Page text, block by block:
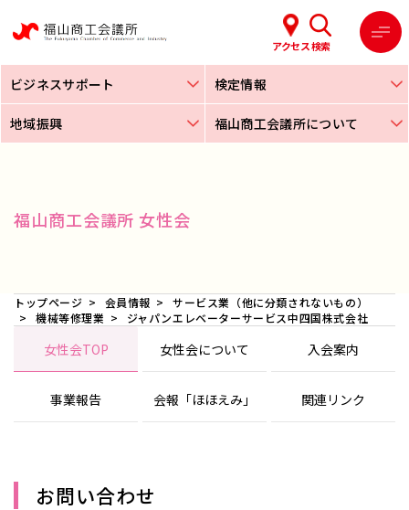
アクセス検索
ビジネスサポート 検定情報
地域振興 福山商工会議所について
福山商工会議所 女性会
トップページ 会員情報
サービス業（他に分類されないもの）
機械等修理業
ジャパンエレベーターサービス中四国株式会社
女性会TOP 女性会について 入会案内
事業報告 会報「ほほえみ」 関連リンク
お問い合わせ